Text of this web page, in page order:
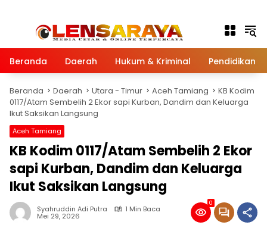
Beranda Daerah Hukum & Kriminal Pendidikan
Beranda Daerah Utara - Timur Aceh Tamiang
KB Kodim
0117/Atam Sembelih 2 Ekor sapi Kurban, Dandim dan Keluarga
Ikut Saksikan Langsung
Aceh Tamiang
KB Kodim 0117/Atam Sembelih 2 Ekor
sapi Kurban, Dandim dan Keluarga
Ikut Saksikan Langsung
Syahruddin Adi Putra 1 Min Baca
Mei 29, 2026
0